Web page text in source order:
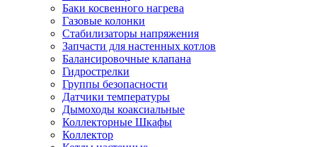
Баки косвенного нагрева
Газовые колонки
Стабилизаторы напряжения
Запчасти для настенных котлов
Балансировочные клапана
Гидрострелки
Группы безопасности
Датчики температуры
Дымоходы коаксиальные
Коллекторные Шкафы
Коллектор